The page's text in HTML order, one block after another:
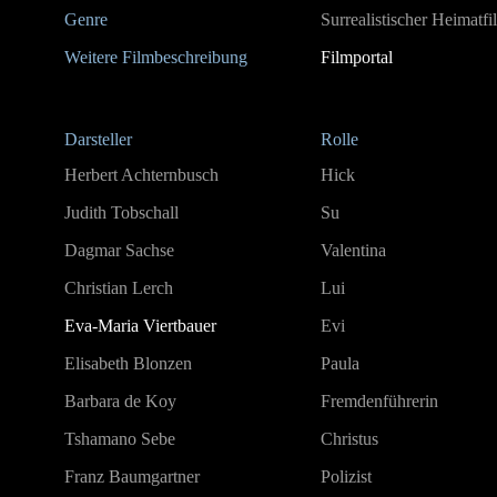
Genre
Surrealistischer
Weitere Filmbeschreibung
Filmportal
Darsteller
Rolle
Herbert Achternbusch
Hick
Judith Tobschall
Su
Dagmar Sachse
Valentina
Christian Lerch
Lui
Eva-Maria Viertbauer
Evi
Elisabeth Blonzen
Paula
Barbara de Koy
Fremdenführerin
Tshamano Sebe
Christus
Franz Baumgartner
Polizist